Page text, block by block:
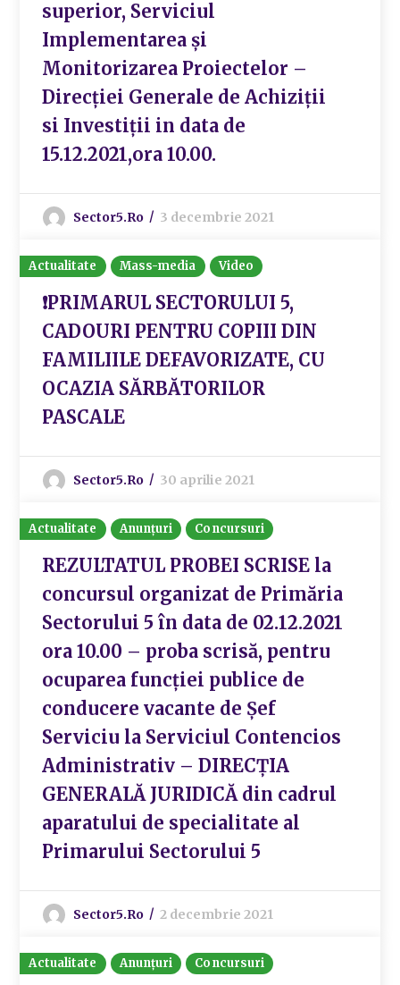
superior, Serviciul
Implementarea și
Monitorizarea Proiectelor –
Direcției Generale de Achiziții
si Investiții in data de
15.12.2021,ora 10.00.
Sector5.ro 3 decembrie 2021
Actualitate Mass-media Video
❗️PRIMARUL SECTORULUI 5,
CADOURI PENTRU COPIII DIN
FAMILIILE DEFAVORIZATE, CU
OCAZIA SĂRBĂTORILOR
PASCALE
Sector5.ro 30 aprilie 2021
Actualitate Anunțuri Concursuri
REZULTATUL PROBEI SCRISE la
concursul organizat de Primăria
Sectorului 5 în data de 02.12.2021
ora 10.00 – proba scrisă, pentru
ocuparea funcției publice de
conducere vacante de Șef
Serviciu la Serviciul Contencios
Administrativ – DIRECȚIA
GENERALĂ JURIDICĂ din cadrul
aparatului de specialitate al
Primarului Sectorului 5
Sector5.ro 2 decembrie 2021
Actualitate Anunțuri Concursuri